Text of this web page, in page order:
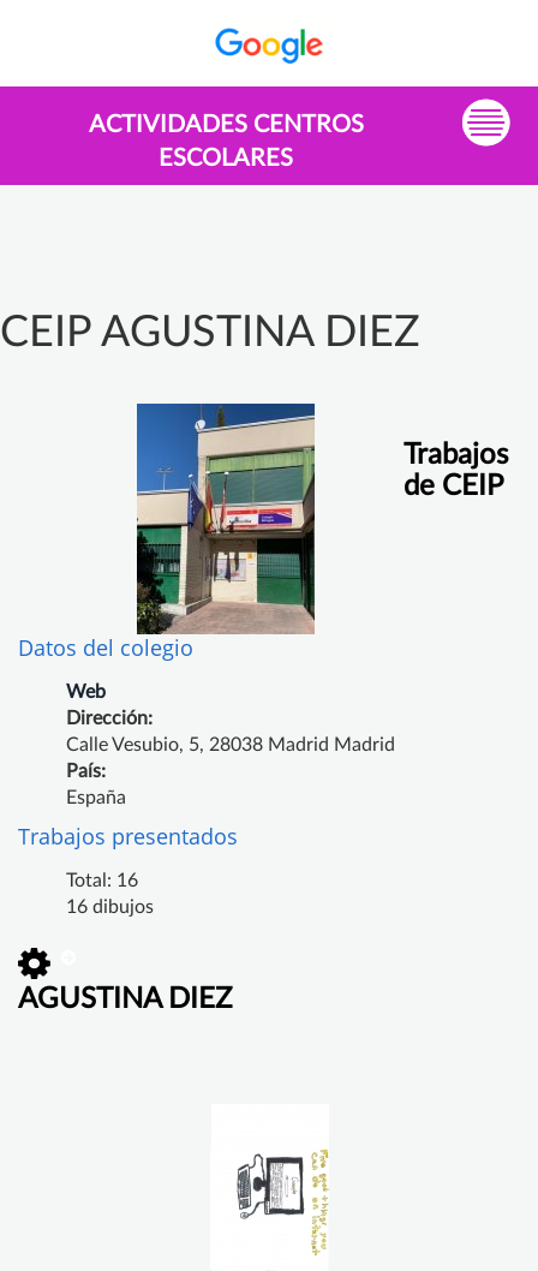
ACTIVIDADES CENTROS
ESCOLARES
CEIP AGUSTINA DIEZ
Datos del colegio
Web
Dirección:
Calle Vesubio, 5, 28038 Madrid Madrid
País:
España
Trabajos presentados
Total: 16
16 dibujos
Trabajos
de CEIP
AGUSTINA DIEZ